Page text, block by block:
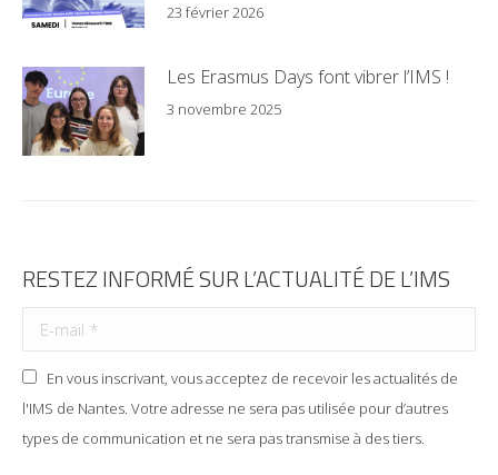
23 février 2026
Les Erasmus Days font vibrer l’IMS !
3 novembre 2025
RESTEZ INFORMÉ SUR L’ACTUALITÉ DE L’IMS
En vous inscrivant, vous acceptez de recevoir les actualités de
l'IMS de Nantes. Votre adresse ne sera pas utilisée pour d’autres
types de communication et ne sera pas transmise à des tiers.